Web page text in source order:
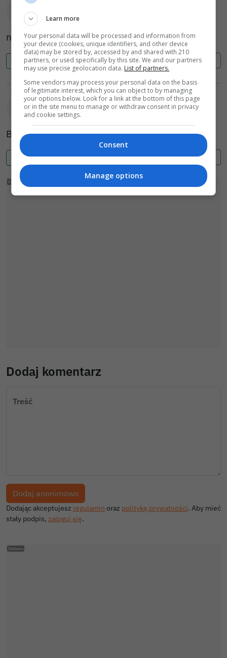
anonim (AE4jDj)
na DK94 jezdzi się spokojnie
0 Cytuj Zgłoś
anonim (hjcwo) 2024-07-28 12:17
Bo piją piwo i jeżdżą po pijaku
0 Cytuj Zgłoś
Dodaj komentarz
Treść
Dodając akceptujesz regulamin oraz politykę prywatności. Aby mieć
stały podpis, zaloguj się.
Learn more
Your personal data will be processed and information from
your device (cookies, unique identifiers, and other device
data) may be stored by, accessed by and shared with 210
partners, or used specifically by this site. We and our partners
may use precise geolocation data. List of partners.
Some vendors may process your personal data on the basis
of legitimate interest, which you can object to by managing
your options below. Look for a link at the bottom of this page
or in the site menu to manage or withdraw consent in privacy
and cookie settings.
Consent
Manage options